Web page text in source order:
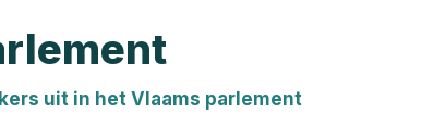
uit in het Vlaams parlement